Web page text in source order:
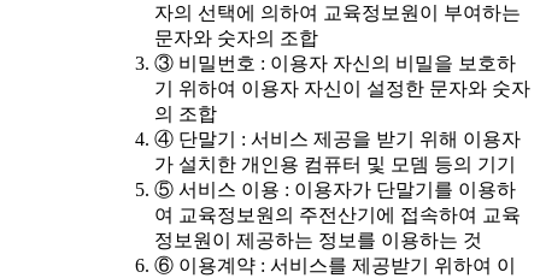
자의 선택에 의하여 교육정보원이 부여하는
문자와 숫자의 조합
③ 비밀번호 : 이용자 자신의 비밀을 보호하
기 위하여 이용자 자신이 설정한 문자와 숫자
의 조합
④ 단말기 : 서비스 제공을 받기 위해 이용자
가 설치한 개인용 컴퓨터 및 모뎀 등의 기기
⑤ 서비스 이용 : 이용자가 단말기를 이용하
여 교육정보원의 주전산기에 접속하여 교육
정보원이 제공하는 정보를 이용하는 것
⑥ 이용계약 : 서비스를 제공받기 위하여 이